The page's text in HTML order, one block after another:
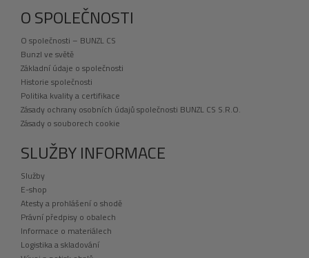
O SPOLEČNOSTI
O společnosti – BUNZL CS
Bunzl ve světě
Základní údaje o společnosti
Historie společnosti
Politika kvality a certifikace
Zásady ochrany osobních údajů společnosti BUNZL CS S.R.O.
Zásady o souborech cookie
SLUŽBY INFORMACE
Služby
E-shop
Atesty a prohlášení o shodě
Právní předpisy o obalech
Informace o materiálech
Logistika a skladování